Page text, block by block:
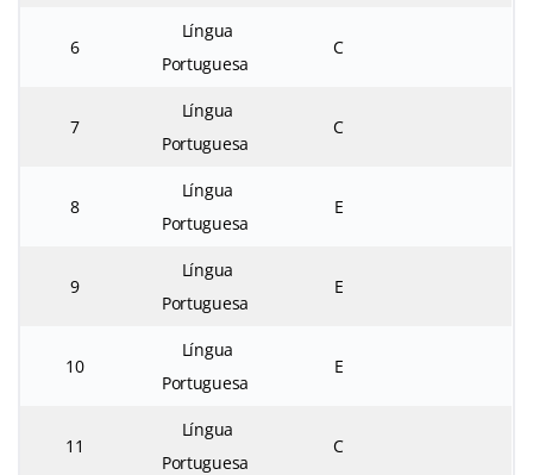
6
Língua
Portuguesa
C
7
Língua
Portuguesa
C
8
Língua
Portuguesa
E
9
Língua
Portuguesa
E
10
Língua
Portuguesa
E
11
Língua
Portuguesa
C